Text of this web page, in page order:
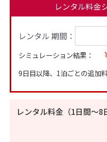
レンタル料金
レンタル 期間：
シミュレーション結果：
9日目以降、1泊ごとの追加
レンタル料金（1日間〜8